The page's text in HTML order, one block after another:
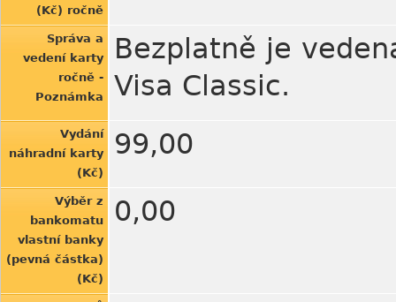
(Kč) ročně
Správa a
vedení karty
ročně -
Poznámka
Bezplatně je
Visa Classic.
Vydání
náhradní karty
(Kč)
99,00
Výběr z
bankomatu
vlastní banky
(pevná částka)
(Kč)
0,00